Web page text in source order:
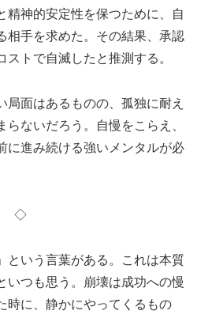
精神的安定性を保つために、自
相手を求めた。その結果、承認
トで自滅したと推測する。
局面はあるものの、孤独に耐え
らないだろう。自慢をこらえ、
に進み続ける強いメンタルが必
◇
という言葉がある。これは本質
いつも思う。崩壊は成功への慢
時に、静かにやってくるもの